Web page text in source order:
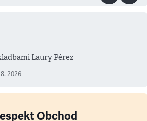
Laury Pérez
2026
Obchod